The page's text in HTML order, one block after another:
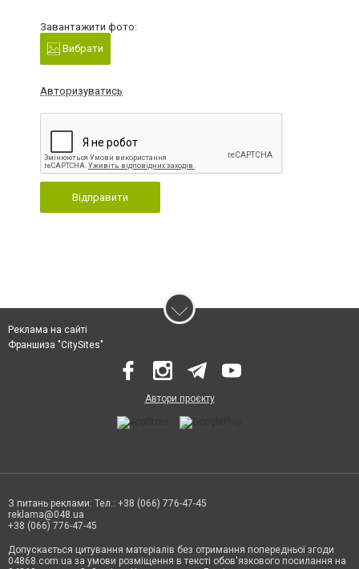
Завантажити фото:
Вибрати
Авторизуватись
Відправити
Реклама на сайті
Франшиза "CitySites"
Автори проєкту
З питань реклами: Тел.: +38 (066) 776-47-45
reklama@048.ua
+38 (066) 776-47-45
Допускається цитування матеріалів без отримання попередньої згоди
04868.com.ua за умови розміщення в тексті обов'язкового посилання на